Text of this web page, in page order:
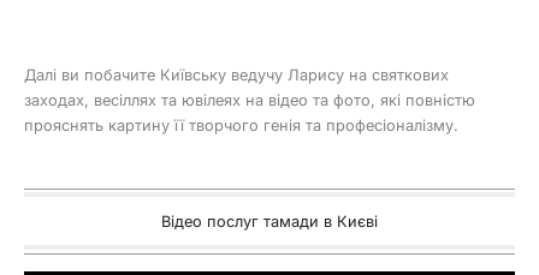
Далі ви побачите Київську ведучу Ларису на святкових
заходах, весіллях та ювілеях на відео та фото, які повністю
прояснять картину її творчого генія та професіоналізму.
Відео послуг тамади в Києві